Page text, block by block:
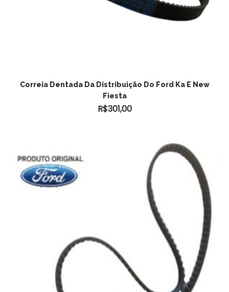
Correia Dentada Da Distribuição Do Ford Ka E New
Fiesta
R$301,00